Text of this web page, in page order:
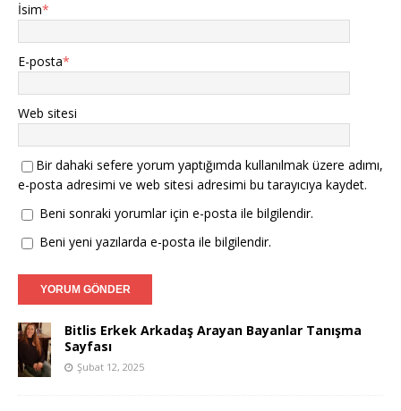
İsim*
E-posta*
Web sitesi
Bir dahaki sefere yorum yaptığımda kullanılmak üzere adımı,
e-posta adresimi ve web sitesi adresimi bu tarayıcıya kaydet.
Beni sonraki yorumlar için e-posta ile bilgilendir.
Beni yeni yazılarda e-posta ile bilgilendir.
Bitlis Erkek Arkadaş Arayan Bayanlar Tanışma
Sayfası
Şubat 12, 2025